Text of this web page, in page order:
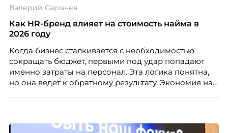
повысить эффективность сотрудников, ускорить
процессы, сохранить качество поддержки и
масштабироваться без роста команды. Так и
Skillbox.
Валерий Сарычев
Как HR-бренд влияет на стоимость найма в
2026 году
Когда бизнес сталкивается с необходимостью
сокращать бюджет, первыми под удар попадают
именно затраты на персонал. Эта логика понятна,
но она ведет к обратному результату. Экономия на